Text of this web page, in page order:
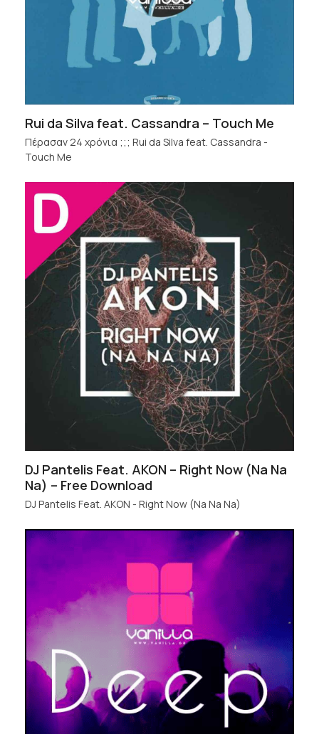
Rui da Silva feat. Cassandra – Touch Me
Πέρασαν 24 χρόνια ;;; Rui da Silva feat. Cassandra -
Touch Me
DJ Pantelis Feat. AKON – Right Now (Na Na
Na) – Free Download
DJ Pantelis Feat. AKON - Right Now (Na Na Na)